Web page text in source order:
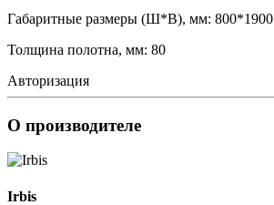
Габаритные размеры (Ш*В), мм: 800*1900
Толщина полотна, мм: 80
Авторизация
О производителе
Irbis